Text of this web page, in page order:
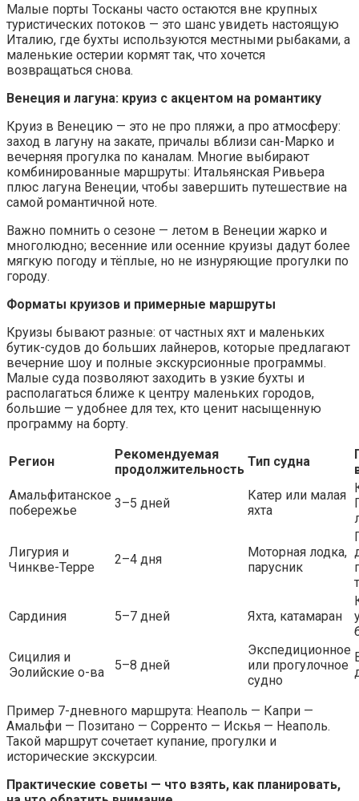
Малые порты Тосканы часто остаются вне крупных
туристических потоков — это шанс увидеть настоящую
Италию, где бухты используются местными рыбаками, а
маленькие остерии кормят так, что хочется
возвращаться снова.
Венеция и лагуна: круиз с акцентом на романтику
Круиз в Венецию — это не про пляжи, а про атмосферу:
заход в лагуну на закате, причалы вблизи сан-Марко и
вечерняя прогулка по каналам. Многие выбирают
комбинированные маршруты: Итальянская Ривьера
плюс лагуна Венеции, чтобы завершить путешествие на
самой романтичной ноте.
Важно помнить о сезоне — летом в Венеции жарко и
многолюдно; весенние или осенние круизы дадут более
мягкую погоду и тёплые, но не изнуряющие прогулки по
городу.
Форматы круизов и примерные маршруты
Круизы бывают разные: от частных яхт и маленьких
бутик-судов до больших лайнеров, которые предлагают
вечерние шоу и полные экскурсионные программы.
Малые суда позволяют заходить в узкие бухты и
располагаться ближе к центру маленьких городов,
большие — удобнее для тех, кто ценит насыщенную
программу на борту.
Регион
Рекомендуемая
продолжительность
Тип судна
Амальфитанское
побережье
3–5 дней
Катер или малая
яхта
Лигурия и
Чинкве-Терре
2–4 дня
Моторная лодка,
парусник
Сардиния 5–7 дней Яхта, катамаран
Сицилия и
Эолийские о-ва
5–8 дней
Экспедиционное
или прогулочное
судно
Пример 7-дневного маршрута: Неаполь — Капри —
Амальфи — Позитано — Сорренто — Искья — Неаполь.
Такой маршрут сочетает купание, прогулки и
исторические экскурсии.
Практические советы — что взять, как планировать,